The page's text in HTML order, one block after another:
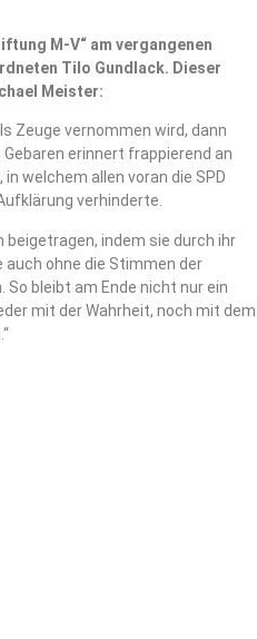
M-V“ am vergangenen
Tilo Gundlack. Dieser
Meister:
Zeuge vernommen wird, dann
erinnert frappierend an
welchem allen voran die SPD
verhinderte.
beigetragen, indem sie durch ihr
ohne die Stimmen der
So bleibt am Ende nicht nur ein
mit der Wahrheit, noch mit dem